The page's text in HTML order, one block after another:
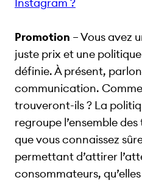
Instagram ?
Promotion – Vous avez
juste prix et une
définie. À présent,
communication.
trouveront-ils ? La
regroupe l’ensemble
que vous connaissez
permettant d’attirer
consommateurs,